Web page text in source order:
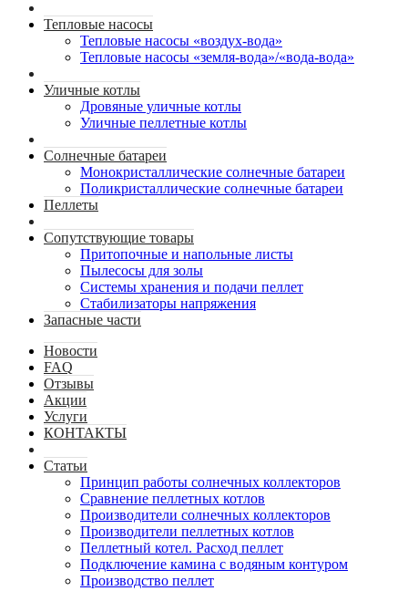
Тепловые насосы
Тепловые насосы «воздух-вода»
Тепловые насосы «земля-вода»/«вода-вода»
Уличные котлы
Дровяные уличные котлы
Уличные пеллетные котлы
Солнечные батареи
Монокристаллические солнечные батареи
Поликристаллические солнечные батареи
Пеллеты
Сопутствующие товары
Притопочные и напольные листы
Пылесосы для золы
Системы хранения и подачи пеллет
Стабилизаторы напряжения
Запасные части
Новости
FAQ
Отзывы
Акции
Услуги
КОНТАКТЫ
Статьи
Принцип работы солнечных коллекторов
Сравнение пеллетных котлов
Производители солнечных коллекторов
Производители пеллетных котлов
Пеллетный котел. Расход пеллет
Подключение камина с водяным контуром
Производство пеллет